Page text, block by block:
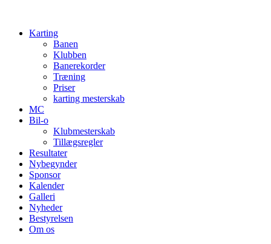
Karting
Banen
Klubben
Banerekorder
Træning
Priser
karting mesterskab
MC
Bil-o
Klubmesterskab
Tillægsregler
Resultater
Nybegynder
Sponsor
Kalender
Galleri
Nyheder
Bestyrelsen
Om os